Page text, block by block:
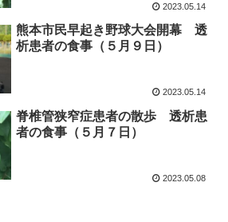
2023.05.14
熊本市民早起き野球大会開幕 透
析患者の食事（５月９日）
2023.05.14
脊椎管狭窄症患者の散歩 透析患
者の食事（５月７日）
2023.05.08